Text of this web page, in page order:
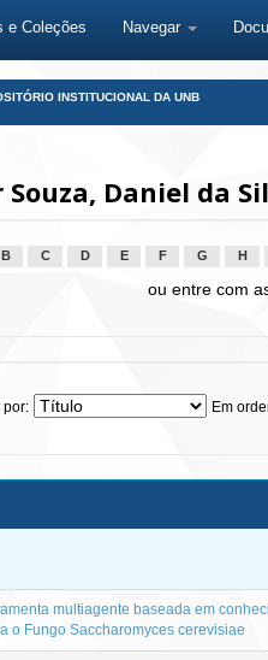
e Coleções Navegar
INSTITUCIONAL DA UNB
Daniel da
B C D E F G H
ou entre com
por: Em
multiagente baseada em
o Fungo Saccharomyces cerevisiae